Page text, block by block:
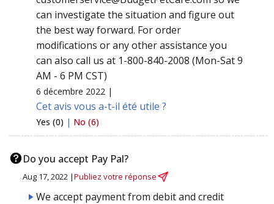
can investigate the situation and figure out
the best way forward. For order
modifications or any other assistance you
can also call us at 1-800-840-2008 (Mon-Sat 9
AM - 6 PM CST)
6 décembre 2022 |
Cet avis vous a-t-il été utile ?
Yes (0) | No (6)
Do you accept Pay Pal?
Aug 17, 2022 |Publiez votre réponse
We accept payment from debit and credit